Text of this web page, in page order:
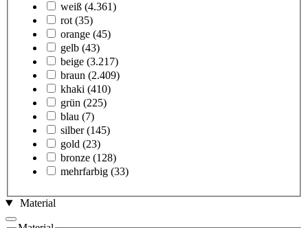
weiß (4.361)
rot (35)
orange (45)
gelb (43)
beige (3.217)
braun (2.409)
khaki (410)
grün (225)
blau (7)
silber (145)
gold (23)
bronze (128)
mehrfarbig (33)
Material